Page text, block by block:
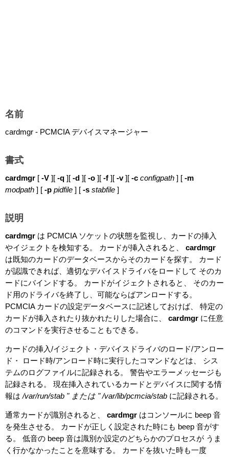
名前
cardmgr - PCMCIA デバイスマネージャー
書式
cardmgr [ -V ][ -q ][ -d ][ -o ][ -f ][ -v][ -c configpath ] [ -m
modpath ] [ -p pidfile ] [ -s stabfile ]
説明
cardmgr は PCMCIA ソケットの状態を監視し、カードの挿入
やイジェクトを検知する。 カードが挿入されると、 cardmgr
は既知のカードのデータベースからそのカードを探す。 カード
が認識できれば、適切なデバイスドライバをロードして そのカ
ードにバインドする。 カードがイジェクトされると、 そのカー
ド用のドライバを終了し、可能ならばアンロードする。
PCMCIA カードの設定データベースに記述しておけば、 特定の
カードが挿入されたり抜かれたりした場合に、 cardmgr に任意
のコマンドを実行させることもできる。
カードの挿入/イジェクト・デバイスドライバのロード/アンロー
ド・ ロード時/アンロード時に実行したコマンドなどは、 シス
テムのログファイルに記録される。 警告やエラーメッセージも
記録される。 現在挿入されているカードとデバイスに関する情
報は/var/run/stab " または " /var/lib/pcmcia/stab に記録される。
通常カードが識別されると、 cardmgr はコンソールに beep 音
を発生させる。 カードが正しく設定された時にも beep 音がす
る。 低音の beep 音は識別か設定のどちらかのプロセスが うま
く行かなかったことを意味する。 カードを抜いた時も一度